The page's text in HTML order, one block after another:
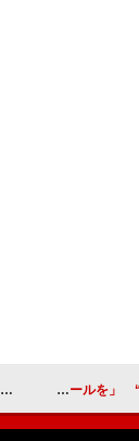
高橋大輔選手、舌が